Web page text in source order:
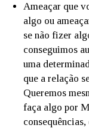
Ameaçar que
algo ou
se não fizer
conseguimos
uma
que a relação
Queremos
faça algo por